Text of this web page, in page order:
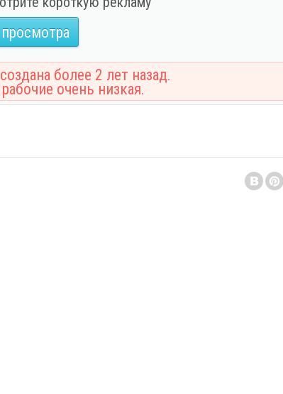
более 2 лет назад.
очень низкая.